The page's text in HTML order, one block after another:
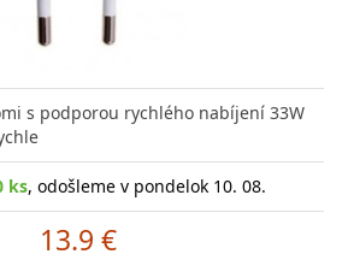
s podporou rychlého nabíjení 33W
ks, odošleme v pondelok 10. 08.
13.9 €